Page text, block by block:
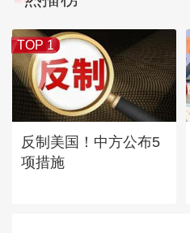
TOP 1
反制美国！中方公布5
项措施